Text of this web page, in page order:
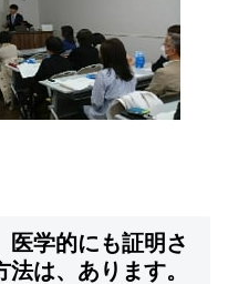
医学的にも証明さ
は、あります。